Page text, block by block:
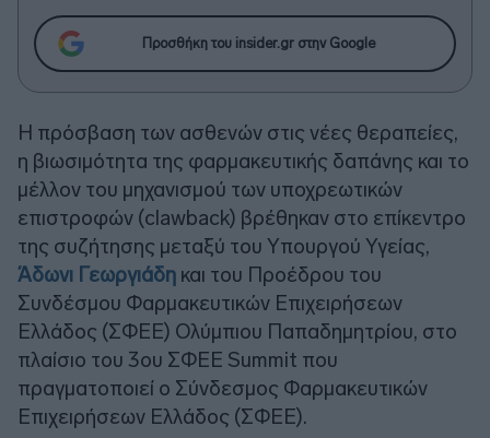
Προσθήκη του insider.gr στην Google
Η πρόσβαση των ασθενών στις νέες θεραπείες,
η βιωσιμότητα της φαρμακευτικής δαπάνης και το
μέλλον του μηχανισμού των υποχρεωτικών
επιστροφών (clawback) βρέθηκαν στο επίκεντρο
της συζήτησης μεταξύ του Υπουργού Υγείας,
Άδωνι Γεωργιάδη και του Προέδρου του
Συνδέσμου Φαρμακευτικών Επιχειρήσεων
Ελλάδος (ΣΦΕΕ) Ολύμπιου Παπαδημητρίου, στο
πλαίσιο του 3ου ΣΦΕΕ Summit που
πραγματοποιεί ο Σύνδεσμος Φαρμακευτικών
Επιχειρήσεων Ελλάδος (ΣΦΕΕ).